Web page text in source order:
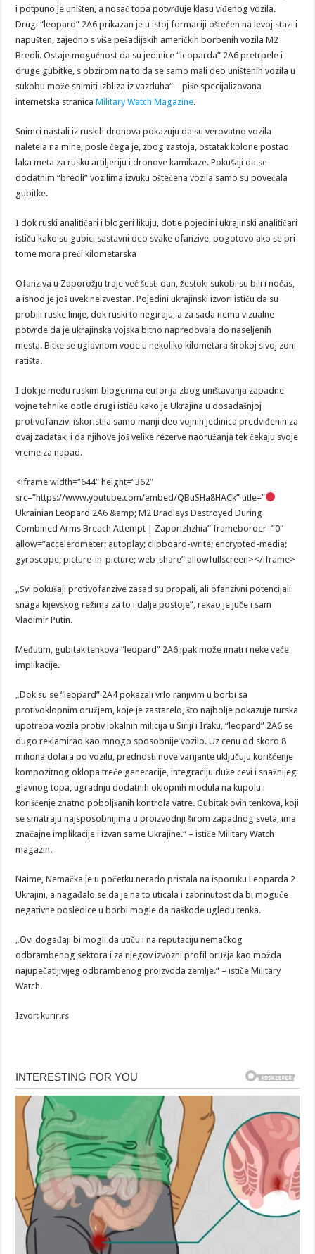
i potpuno je uništen, a nosač topa potvrđuje klasu viđenog vozila.
Drugi “leopard” 2A6 prikazan je u istoj formaciji oštećen na levoj stazi i
napušten, zajedno s više pešadijskih američkih borbenih vozila M2
Bredli. Ostaje mogućnost da su jedinice “leoparda” 2A6 pretrpele i
druge gubitke, s obzirom na to da se samo mali deo uništenih vozila u
sukobu može snimiti izbliza iz vazduha“ – piše specijalizovana
internetska stranicaMilitary Watch Magazine.
Snimci nastali iz ruskih dronova pokazuju da su verovatno vozila
naletela na mine, posle čega je, zbog zastoja, ostatak kolone postao
laka meta za rusku artiljeriju i dronove kamikaze. Pokušaji da se
dodatnim “bredli” vozilima izvuku oštećena vozila samo su povećala
gubitke.
I dok ruski analitičari i blogeri likuju, dotle pojedini ukrajinski analitičari
ističu kako su gubici sastavni deo svake ofanzive, pogotovo ako se pri
tome mora preći kilometarska
Ofanziva u Zaporožju traje već šesti dan, žestoki sukobi su bili i noćas,
a ishod je još uvek neizvestan. Pojedini ukrajinski izvori ističu da su
probili ruske linije, dok ruski to negiraju, a za sada nema vizualne
potvrde da je ukrajinska vojska bitno napredovala do naseljenih
mesta. Bitke se uglavnom vode u nekoliko kilometara širokoj sivoj zoni
ratišta.
I dok je među ruskim blogerima euforija zbog uništavanja zapadne
vojne tehnike dotle drugi ističu kako je Ukrajina u dosadašnjoj
protivofanzivi iskoristila samo manji deo vojnih jedinica predviđenih za
ovaj zadatak, i da njihove još velike rezerve naoružanja tek čekaju svoje
vreme za napad.
<iframe width=”644″ height=”362″
src=”https://www.youtube.com/embed/QBuSHa8HACk” title=”
Ukrainian Leopard 2A6 &amp; M2 Bradleys Destroyed During
Combined Arms Breach Attempt | Zaporizhzhia” frameborder=”0″
allow=”accelerometer; autoplay; clipboard-write; encrypted-media;
gyroscope; picture-in-picture; web-share” allowfullscreen></iframe>
„Svi pokušaji protivofanzive zasad su propali, ali ofanzivni potencijali
snaga kijevskog režima za to i dalje postoje”, rekao je juče i sam
Vladimir Putin.
Međutim, gubitak tenkova “leopard” 2A6 ipak može imati i neke veće
implikacije.
„Dok su se “leopard” 2A4 pokazali vrlo ranjivim u borbi sa
protivoklopnim oružjem, koje je zastarelo, što najbolje pokazuje turska
upotreba vozila protiv lokalnih milicija u Siriji i Iraku, “leopard” 2A6 se
dugo reklamirao kao mnogo sposobnije vozilo. Uz cenu od skoro 8
miliona dolara po vozilu, prednosti nove varijante uključuju korišćenje
kompozitnog oklopa treće generacije, integraciju duže cevi i snažnijeg
glavnog topa, ugradnju dodatnih oklopnih modula na kupolu i
korišćenje znatno poboljšanih kontrola vatre. Gubitak ovih tenkova, koji
se smatraju najsposobnijima u proizvodnji širom zapadnog sveta, ima
značajne implikacije i izvan same Ukrajine.“ – ističe Military Watch
magazin.
Naime, Nemačka je u početku nerado pristala na isporuku Leoparda 2
Ukrajini, a nagađalo se da je na to uticala i zabrinutost da bi moguće
negativne posledice u borbi mogle da naškode ugledu tenka.
„Ovi događaji bi mogli da utiču i na reputaciju nemačkog
odbrambenog sektora i za njegov izvozni profil oružja kao možda
najupečatljivijeg odbrambenog proizvoda zemlje.“ – ističe Military
Watch.
Izvor: kurir.rs